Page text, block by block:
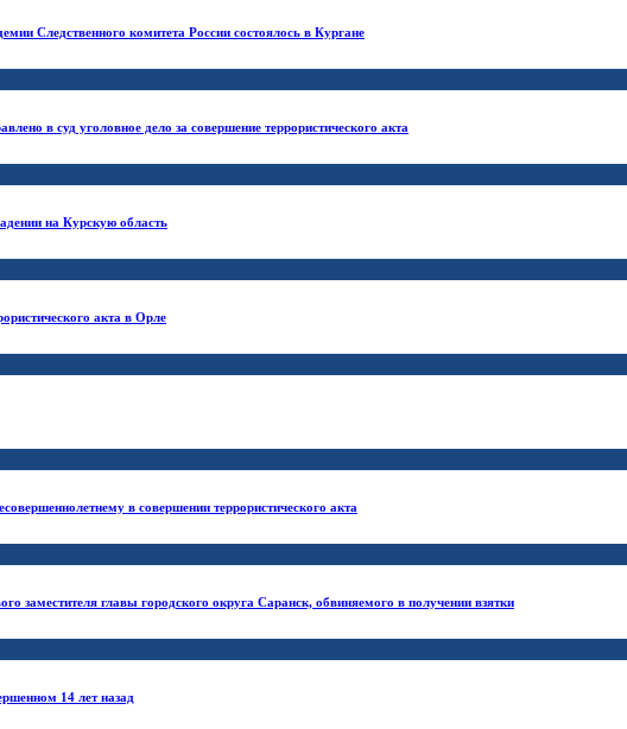
Следственного комитета России состоялось в Кургане
в суд уголовное дело за совершение террористического акта
на Курскую область
акта в Орле
в совершении террористического акта
заместителя главы городского округа Саранск, обвиняемого в получении взятки
14 лет назад